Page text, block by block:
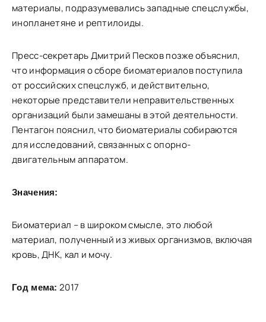
материалы, подразумевались западные спецслужбы,
инопланетяне и рептилоиды.
Пресс-секретарь Дмитрий Песков позже объяснил,
что информация о сборе биоматериалов поступила
от российских спецслужб, и действительно,
некоторые представители неправительственных
организаций были замешаны в этой деятельности.
Пентагон пояснил, что биоматериалы собираются
для исследований, связанных с опорно-
двигательным аппаратом.
Значения:
Биоматериал – в широком смысле, это любой
материал, полученный из живых организмов, включая
кровь, ДНК, кал и мочу.
Год мема: 2017